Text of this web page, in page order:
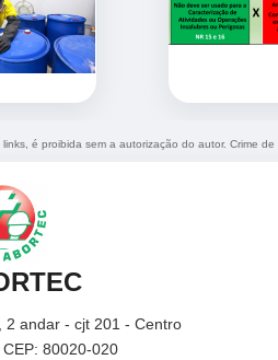
é proibida sem a autorização do autor. Crime
2 andar - cjt 201 - Centro
80020-020